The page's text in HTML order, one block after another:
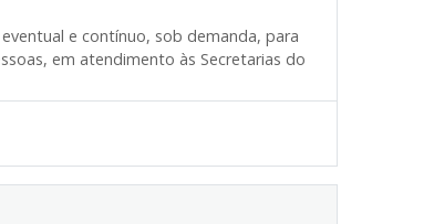
e contínuo, sob demanda, para
em atendimento às Secretarias do